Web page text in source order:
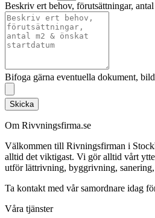
Beskriv ert behov, förutsättningar,
Bifoga gärna eventuella dokument,
Skicka
Om Rivvningsfirma.se
Välkommen till Rivningsfirman i
alltid det viktigast. Vi gör alltid vårt
utför lättrivning, byggrivning,
Ta kontakt med vår samordnare idag
Våra tjänster